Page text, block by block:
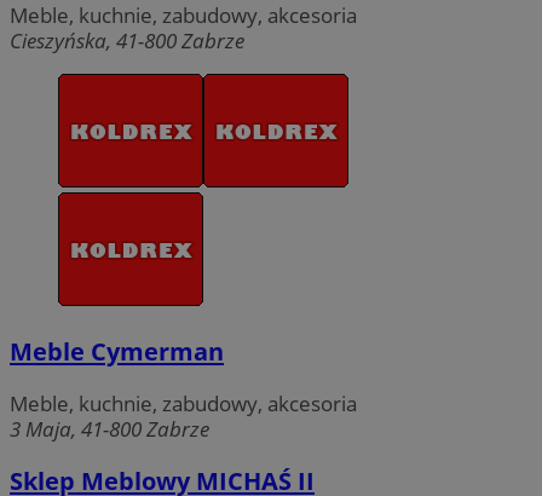
Meble, kuchnie, zabudowy, akcesoria
Cieszyńska, 41-800 Zabrze
Meble Cymerman
Meble, kuchnie, zabudowy, akcesoria
3 Maja, 41-800 Zabrze
Sklep Meblowy MICHAŚ II